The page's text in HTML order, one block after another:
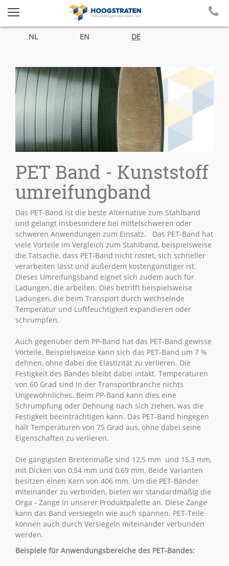
NL EN DE
PET Band - Kunststoff
umreifungband
Das PET-Band ist die beste Alternative zum Stahlband
und gelangt insbesondere bei mittelschweren oder
schweren Anwendungen zum Einsatz. Das PET-Band hat
viele Vorteile im Vergleich zum Stahlband, beispielsweise
die Tatsache, dass PET-Band nicht rostet, sich schneller
verarbeiten lässt und außerdem kostengünstiger ist.
Dieses Umreifungsband eignet sich zudem auch für
Ladungen, die arbeiten. Dies betrifft beispielsweise
Ladungen, die beim Transport durch wechselnde
Temperatur und Luftfeuchtigkeit expandieren oder
schrumpfen.
Auch gegenüber dem PP-Band hat das PET-Band gewisse
Vorteile. Beispielsweise kann sich das PET-Band um 7 %
dehnen, ohne dabei die Elastizität zu verlieren. Die
Festigkeit des Bandes bleibt dabei intakt. Temperaturen
von 60 Grad sind in der Transportbranche nichts
Ungewöhnliches. Beim PP-Band kann dies eine
Schrumpfung oder Dehnung nach sich ziehen, was die
Festigkeit beeinträchtigen kann. Das PET-Band hingegen
hält Temperaturen von 75 Grad aus, ohne dabei seine
Eigenschaften zu verlieren.
Die gängigsten Breitenmaße sind 12,5 mm und 15,3 mm,
mit Dicken von 0,54 mm und 0,69 mm. Beide Varianten
besitzen einen Kern von 406 mm. Um die PET-Bänder
miteinander zu verbinden, bieten wir standardmäßig die
Orga - Zange in unserer Produktpalette an. Diese Zange
kann das Band versiegeln wie auch spannen. PET-Teile
können auch durch Versiegeln miteinander verbunden
werden.
Beispiele für Anwendungsbereiche des PET-Bandes: